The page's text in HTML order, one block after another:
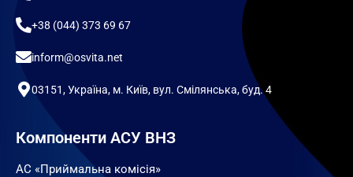
+38 (044) 373 69 67
inform@osvita.net
03151, Україна, м. Київ, вул. Смілянська, буд. 4
Компоненти АСУ ВНЗ
АС «Приймальна комісія»